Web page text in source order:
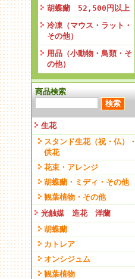
胡蝶蘭 52,500円以上
冷凍（マウス・ラット・
その他）
用品（小動物・鳥類・そ
の他）
商品検索
生花
スタンド生花（祝・仏）・
供花
花束・アレンジ
胡蝶蘭・ミディ・その他
観葉植物・その他
光触媒 造花 洋蘭
胡蝶蘭
カトレア
オンシジュム
観葉植物